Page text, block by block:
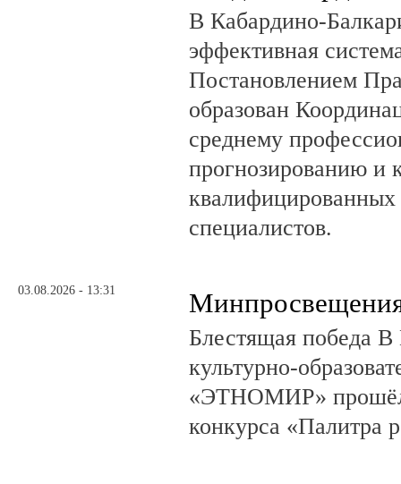
В Кабардино-
эффективная
Постановлением
образован
среднему
прогнозированию и
квалифицированных
специалистов.
03.08.2026 - 13:31
Блестящая победа В
культурно-
«ЭТНОМИР» прошёл
конкурса «Палитра